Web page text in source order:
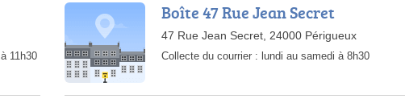
11h30
Boîte 47 Rue Jean Secret
47 Rue Jean Secret, 24000 Périgueux
Collecte du courrier : lundi au samedi à 8h30